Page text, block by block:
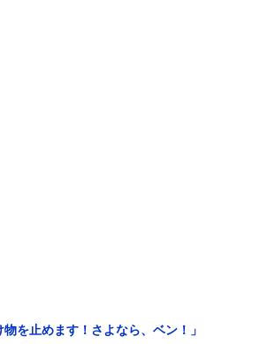
物を止めます！さよなら、ベン！」